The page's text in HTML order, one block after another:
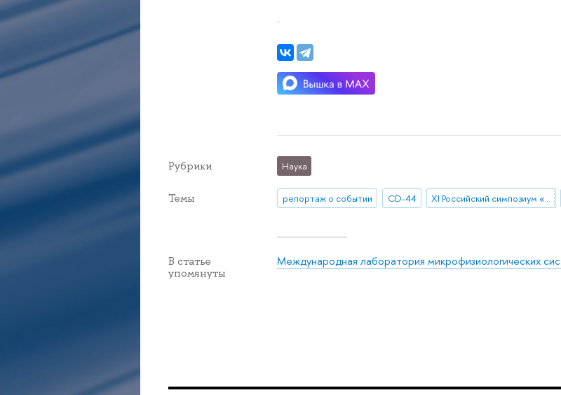
Рубрики Наука
Темы репортаж о событии CD-44 XI Российский симпозиум «Белки и пептиды»
В статье
упомянуты
Международная лаборатория микрофизиологических